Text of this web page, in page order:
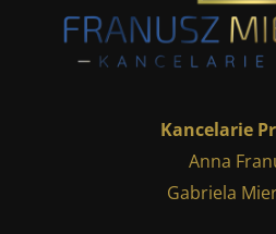
Kancelarie
Anna
Gabriela